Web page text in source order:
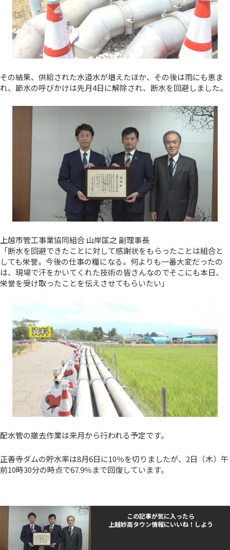
その結果、供給された水道水が増えたほか、その後は雨にも恵ま
れ、節水の呼びかけは先月4日に解除され、断水を回避しました。
上越市管工事業協同組合 山岸匡之 副理事長
「断水を回避できたことに対して感謝状をもらったことは組合と
しても栄誉。今後の仕事の糧になる。何よりも一番大変だったの
は、現場で汗をかいてくれた技術の皆さんなのでそこにも本日、
栄誉を受け取ったことを伝えさせてもらいたい」
配水管の撤去作業は来月から行われる予定です。
正善寺ダムの貯水率は8月6日に10％を切りましたが、2日（木）午
前10時30分の時点で67.9％まで回復しています。
この記事が気に入ったら
上越妙高タウン情報にいいね！しよう